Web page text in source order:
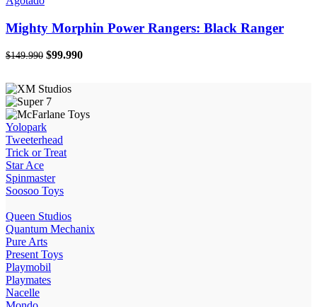
Mighty Morphin Power Rangers: Black Ranger
$149.990 El
era:
$149.990.
$99.990El
Yolopark
Tweeterhead
Trick or Treat
Star Ace
Spinmaster
Soosoo Toys
Queen Studios
Quantum Mechanix
Pure Arts
Present Toys
Playmobil
Playmates
Nacelle